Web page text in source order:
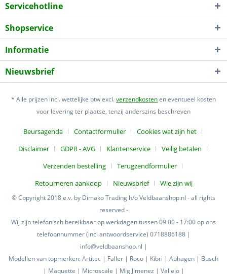
Servicehotline
Shopservice
Informatie
Nieuwsbrief
* Alle prijzen incl. wettelijke btw excl.verzendkostenen eventueel kosten
voor levering ter plaatse, tenzij anderszins beschreven
Beursagenda Contactformulier
Cookies wat zijn het
Disclaimer
GDPR - AVG Klantenservice
Veilig betalen
Verzenden bestelling
Terugzendformulier
Retourneren aankoop
Nieuwsbrief Wie zijn wij
© Copyright 2018 e.v. by Dimako Trading h/o Veldbaanshop.nl - all rights
reserved -
Wij zijn telefonisch bereikbaar op werkdagen tussen 09:00 - 17:00 op ons
telefoonnummer (incl antwoordservice) 0718886188 |
info@veldbaanshop.nl |
Modellen van topmerken: Artitec | Faller | Roco | Kibri | Auhagen | Busch
| Maquette | Microscale | Mig Jimenez | Vallejo |